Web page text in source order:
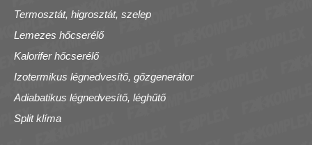
Termosztát, higrosztát, szelep
Lemezes hőcserélő
Kalorifer hőcserélő
Izotermikus légnedvesítő, gőzgenerátor
Adiabatikus légnedvesítő, léghűtő
Split klíma